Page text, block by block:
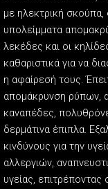
με ηλεκτρική σκούπα,
υπολείμματα
λεκέδες και οι
καθαριστικά για να
η αφαίρεσή τους.
απομάκρυνση ρύπων,
καναπέδες,
δερμάτινα έπιπλα.
κινδύνους για την
αλλεργιών,
υγείας,